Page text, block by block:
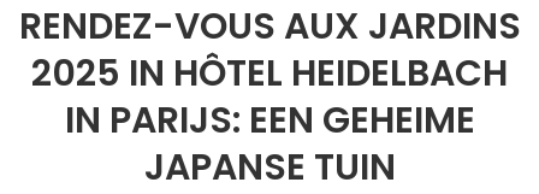
RENDEZ-VOUS AUX JARDINS
2025 IN HÔTEL HEIDELBACH
IN PARIJS: EEN GEHEIME
JAPANSE TUIN